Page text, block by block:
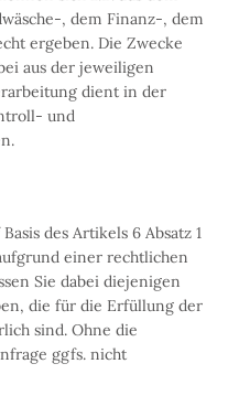
, dem Finanz-, dem
ergeben. Die Zwecke
aus der jeweiligen
dient in der
und
des Artikels 6 Absatz 1
einer rechtlichen
Sie dabei diejenigen
die für die Erfüllung der
sind. Ohne die
ggfs. nicht